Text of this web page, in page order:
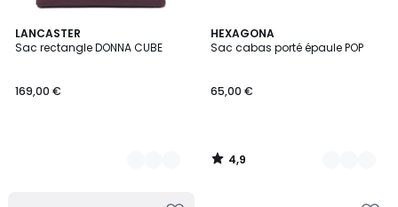
LANCASTER
Sac rectangle DONNA CUBE
169,00 €
8
Couleurs
HEXAGONA
Sac cabas porté épaule POP
65,00 €
4,9
/ 5
20
Couleurs
4,9
/